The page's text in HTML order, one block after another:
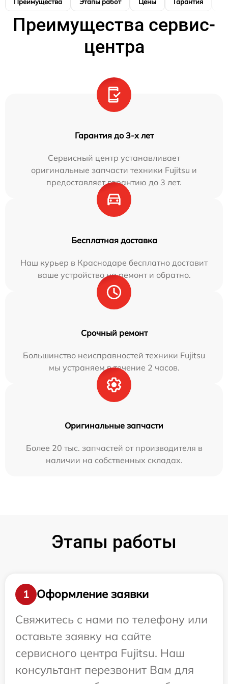
Преимущества сервис-
центра
Гарантия до 3-х лет
Сервисный центр устанавливает
оригинальные запчасти техники Fujitsu и
предоставляет гарантию до 3 лет.
Бесплатная доставка
Наш курьер в Краснодаре бесплатно доставит
ваше устройство на ремонт и обратно.
Срочный ремонт
Большинство неисправностей техники Fujitsu
мы устраняем в течение 2 часов.
Оригинальные запчасти
Более 20 тыс. запчастей от производителя в
наличии на собственных складах.
Этапы работы
1
Оформление заявки
Свяжитесь с нами по телефону или
оставьте заявку на сайте
сервисного центра Fujitsu. Наш
консультант перезвонит Вам для